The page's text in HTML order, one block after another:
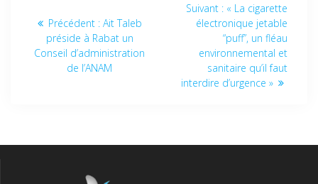
Précédent : Ait Taleb
préside à Rabat un
Conseil d’administration
de l’ANAM
Suivant : « La cigarette
électronique jetable
“puff”, un fléau
environnemental et
sanitaire qu’il faut
interdire d’urgence »